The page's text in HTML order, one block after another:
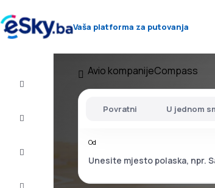
Vaša platforma za putovanja
Avio kompanijeCompass
Povratni U jednom
Od